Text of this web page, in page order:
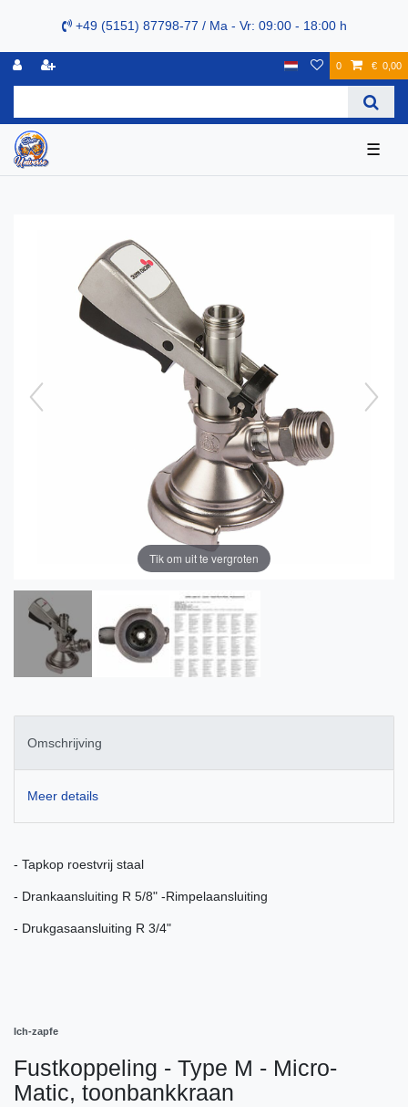
+49 (5151) 87798-77 / Ma - Vr: 09:00 - 18:00 h
0 € 0,00
☰
Tik om uit te vergroten
Omschrijving
Meer details
- Tapkop roestvrij staal
- Drankaansluiting R 5/8" -Rimpelaansluiting
- Drukgasaansluiting R 3/4"
Ich-zapfe
Fustkoppeling - Type M - Micro-
Matic, toonbankkraan